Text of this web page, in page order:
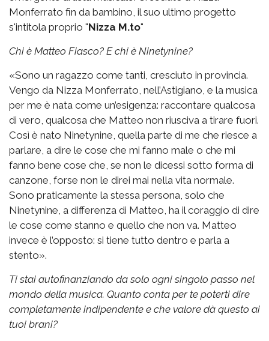
Monferrato fin da bambino, il suo ultimo progetto
s'intitola proprio "Nizza M.to"
Chi è Matteo Fiasco? E chi è Ninetynine?
«Sono un ragazzo come tanti, cresciuto in provincia.
Vengo da Nizza Monferrato, nell’Astigiano, e la musica
per me è nata come un’esigenza: raccontare qualcosa
di vero, qualcosa che Matteo non riusciva a tirare fuori.
Così è nato Ninetynine, quella parte di me che riesce a
parlare, a dire le cose che mi fanno male o che mi
fanno bene cose che, se non le dicessi sotto forma di
canzone, forse non le direi mai nella vita normale.
Sono praticamente la stessa persona, solo che
Ninetynine, a differenza di Matteo, ha il coraggio di dire
le cose come stanno e quello che non va. Matteo
invece è l’opposto: si tiene tutto dentro e parla a
stento».
Ti stai autofinanziando da solo ogni singolo passo nel
mondo della musica. Quanto conta per te poterti dire
completamente indipendente e che valore dà questo ai
tuoi brani?